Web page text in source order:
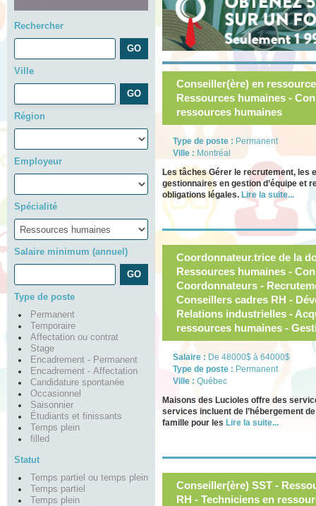
Rechercher
Ville
Région
Employeur
Spécialité
Salaire minimum (annuel)
Type de poste
Permanent
Temporaire
Affectation ou contrat
Stage
Encadrement - Permanent
Encadrement - Affectation
Candidature spontanée
Occasionnel
Saisonnier
Étudiants et finissants
Temps plein
filled
Statut
Temps partiel ou temps plein
Temps partiel
Temps plein
Conseiller(ère) en
Ressources humaines -
ressources humaines
Type de poste : Permanent
Ville : Montréal
Les tâches Gérer le recrutement, les
gestionnaires en gestion d’équipe et
obligations légales. Lire la suite...
Coordonnateur.trice de la
Ressources humaines -
Coordonnateurs -
Conseillers cadres RH -
Relations industrielles -
ressources humaines -
Salaire : De 48000$ à 64000$
Type de poste : Permanent
Ville : Québec
Maisons des Lucioles offre des
services incluent de l’hébergement
famille pour les Lire la suite...
Conseiller(ère) SST -
RH - Techniciens en